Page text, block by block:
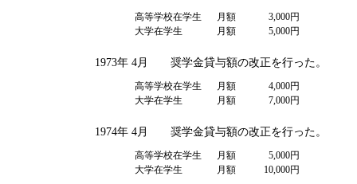
高等学校在学生 月額
3,000円
大学在学生
月額 5,000円
1973年 4月 奨学金貸与額の改正を行った。
高等学校在学生 月額
4,000円
大学在学生
月額 7,000円
1974年 4月 奨学金貸与額の改正を行った。
高等学校在学生 月額
5,000円
大学在学生
月額 10,000円